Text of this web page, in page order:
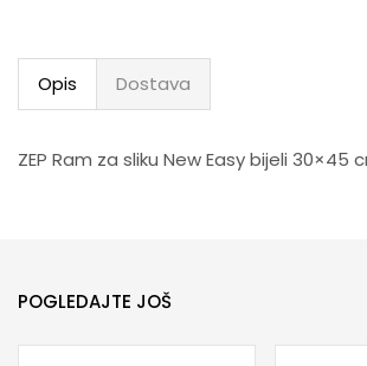
Opis Dostava
ZEP Ram za sliku New Easy bijeli 30×45
POGLEDAJTE JOŠ